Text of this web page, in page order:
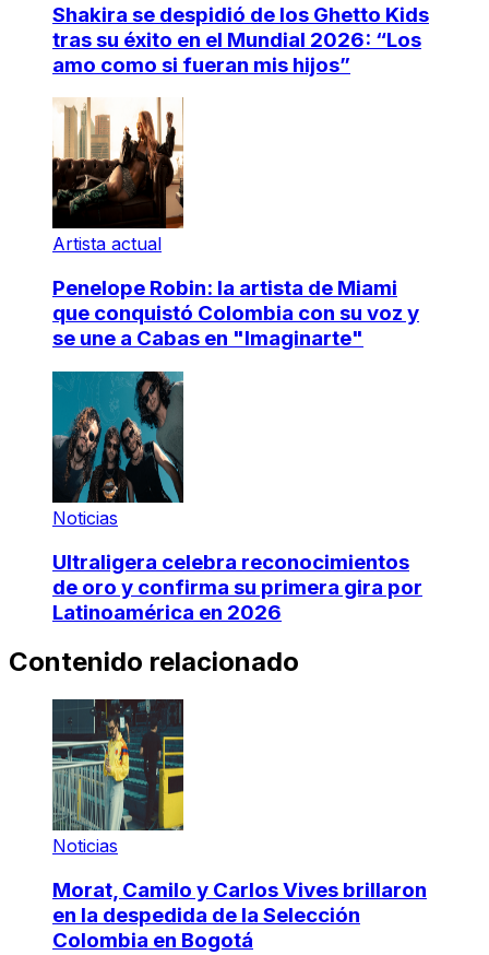
Shakira se despidió de los Ghetto Kids
tras su éxito en el Mundial 2026: “Los
amo como si fueran mis hijos”
Artista actual
Penelope Robin: la artista de Miami
que conquistó Colombia con su voz y
se une a Cabas en "Imaginarte"
Noticias
Ultraligera celebra reconocimientos
de oro y confirma su primera gira por
Latinoamérica en 2026
Contenido relacionado
Noticias
Morat, Camilo y Carlos Vives brillaron
en la despedida de la Selección
Colombia en Bogotá